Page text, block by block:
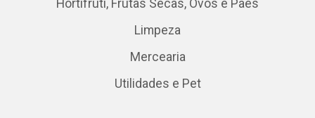
Hortifruti, Frutas Secas, Ovos e Pães
Limpeza
Mercearia
Utilidades e Pet